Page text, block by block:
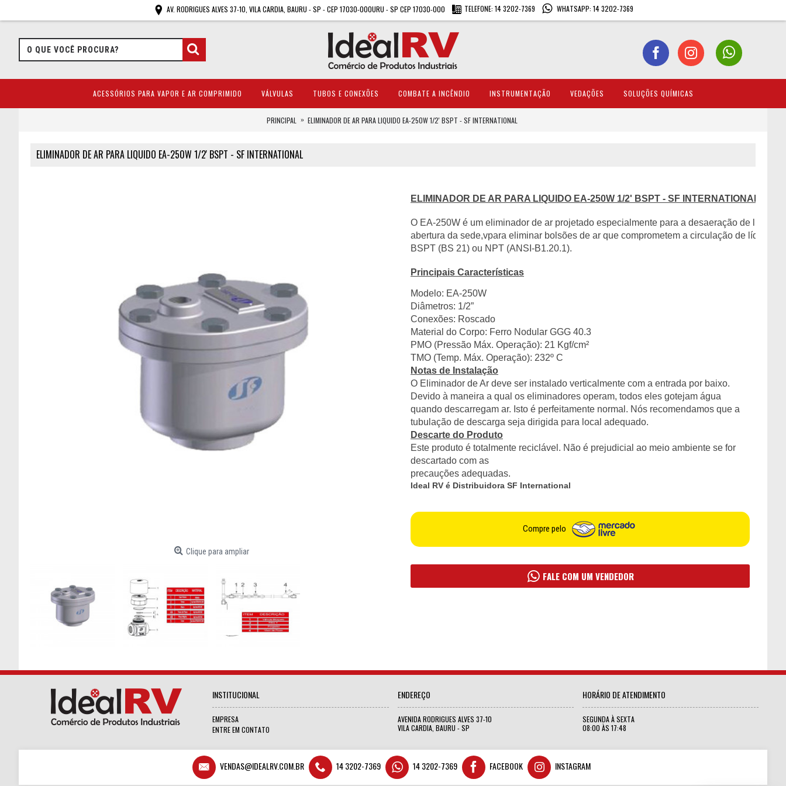
AV. RODRIGUES ALVES 37-10, VILA CARDIA, BAURU - SP - CEP 17030-000URU - SP CEP 17030-000 TELEFONE: 14 3202-7369 WHATSAPP: 14 3202-7369
ACESSÓRIOS PARA VAPOR E AR COMPRIMIDO VÁLVULAS TUBOS E CONEXÕES COMBATE A INCÊNDIO INSTRUMENTAÇÃO VEDAÇÕES SOLUÇÕES QUÍMICAS
PRINCIPAL ELIMINADOR DE AR PARA LIQUIDO EA-250W 1/2' BSPT - SF INTERNATIONAL
ELIMINADOR DE AR PARA LIQUIDO EA-250W 1/2' BSPT - SF INTERNATIONAL
Clique para ampliar
ELIMINADOR DE AR PARA LIQUIDO EA-250W 1/2' BSPT - SF INTERNATIONAL
O EA-250W é um eliminador de ar projetado especialmente para a desaeração de linhas
abertura da sede,vpara eliminar bolsões de ar que comprometem a circulação de
BSPT (BS 21) ou NPT (ANSI-B1.20.1).
Principais Características
Modelo: EA-250W
Diâmetros: 1/2”
Conexões: Roscado
Material do Corpo: Ferro Nodular GGG 40.3
PMO (Pressão Máx. Operação): 21 Kgf/cm²
TMO (Temp. Máx. Operação): 232º C
Notas de Instalação
O Eliminador de Ar deve ser instalado verticalmente com a entrada por baixo.
Devido à maneira a qual os eliminadores operam, todos eles gotejam água
quando descarregam ar. Isto é perfeitamente normal. Nós recomendamos que a
tubulação de descarga seja dirigida para local adequado.
Descarte do Produto
Este produto é totalmente reciclável. Não é prejudicial ao meio ambiente se for
descartado com as
precauções adequadas.
Ideal RV é Distribuidora SF International
Compre pelo
FALE COM UM VENDEDOR
INSTITUCIONAL
EMPRESA
ENTRE EM CONTATO
ENDEREÇO
AVENIDA RODRIGUES ALVES 37-10
VILA CARDIA, BAURU - SP
HORÁRIO DE ATENDIMENTO
SEGUNDA À SEXTA
08:00 ÀS 17:48
VENDAS@IDEALRV.COM.BR 14 3202-7369 14 3202-7369 FACEBOOK INSTAGRAM